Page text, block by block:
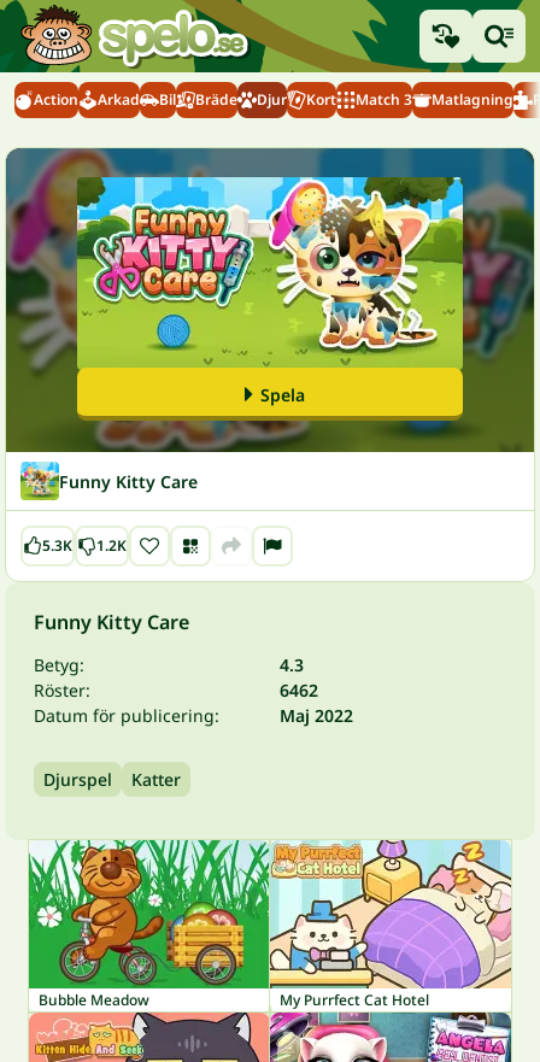
Action Arkad Bil Bräde Djur Kort Match 3 Matlagning
Spela
Funny Kitty Care
5.3K 1.2K
Funny Kitty Care
Betyg:
4.3
Röster:
6462
Datum för publicering:
Maj 2022
Djurspel Katter
Bubble Meadow My Purrfect Cat Hotel